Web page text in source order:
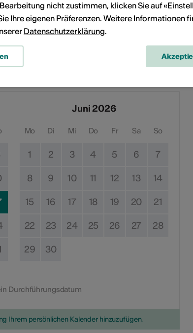
Juni 2026
Mo Di Mi Do Fr Sa So
1 2 3 4 5 6 7
8 9 10 11 12 13 14
15 16 17 18 19 20 21
22 23 24 25 26 27 28
29 30
Durchführungsdatum
Ihrem persönlichen Kalender hinzuzufügen.
nicht zustimmen, klicken Sie auf
Ihre eigenen Präferenzen. Weitere Informationen
Datenschutzerklärung.